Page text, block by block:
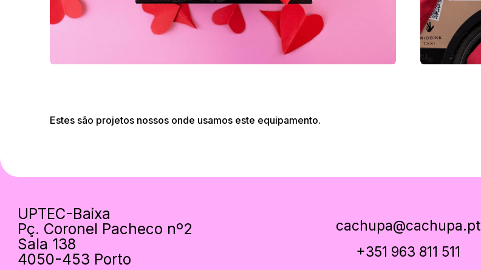
Estes são projetos nossos onde usamos este equipamento.
UPTEC-Baixa
Pç. Coronel Pacheco nº2
Sala 138
4050-453 Porto
cachupa@cachupa.pt
+351 963 811 511